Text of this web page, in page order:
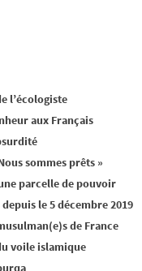
l’écologiste
aux Français
sommes prêts »
parcelle de pouvoir
le 5 décembre 2019
de France
voile islamique